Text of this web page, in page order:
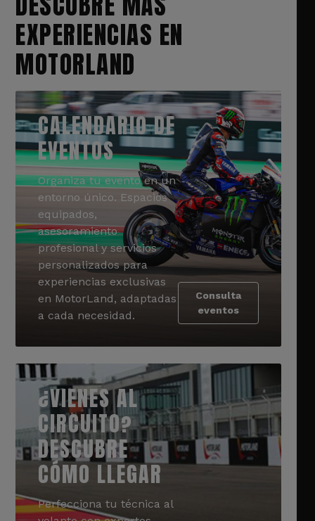
EXPERIENCIAS EN
MOTORLAND
CALENDARIO DE
EVENTOS
Organiza tu evento en un
entorno único. Espacios
equipados,
asesoramiento
profesional y servicios
personalizados para
experiencias exclusivas
en MotorLand, adaptadas
a cada necesidad.
Consulta
eventos
¿VIENES AL
CIRCUITO?
DESCUBRE
CÓMO LLEGAR
Perfecciona tu técnica al